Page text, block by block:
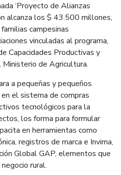
‘Proyecto de Alianzas
alcanza los $ 43.500 millones,
campesinas
vinculadas al programa,
Capacidades Productivas y
Ministerio de Agricultura.
a pequeñas y pequeños
el sistema de compras
tecnológicos para la
los forma para formular
en herramientas como
registros de marca e Invima,
Global GAP, elementos que
rural.